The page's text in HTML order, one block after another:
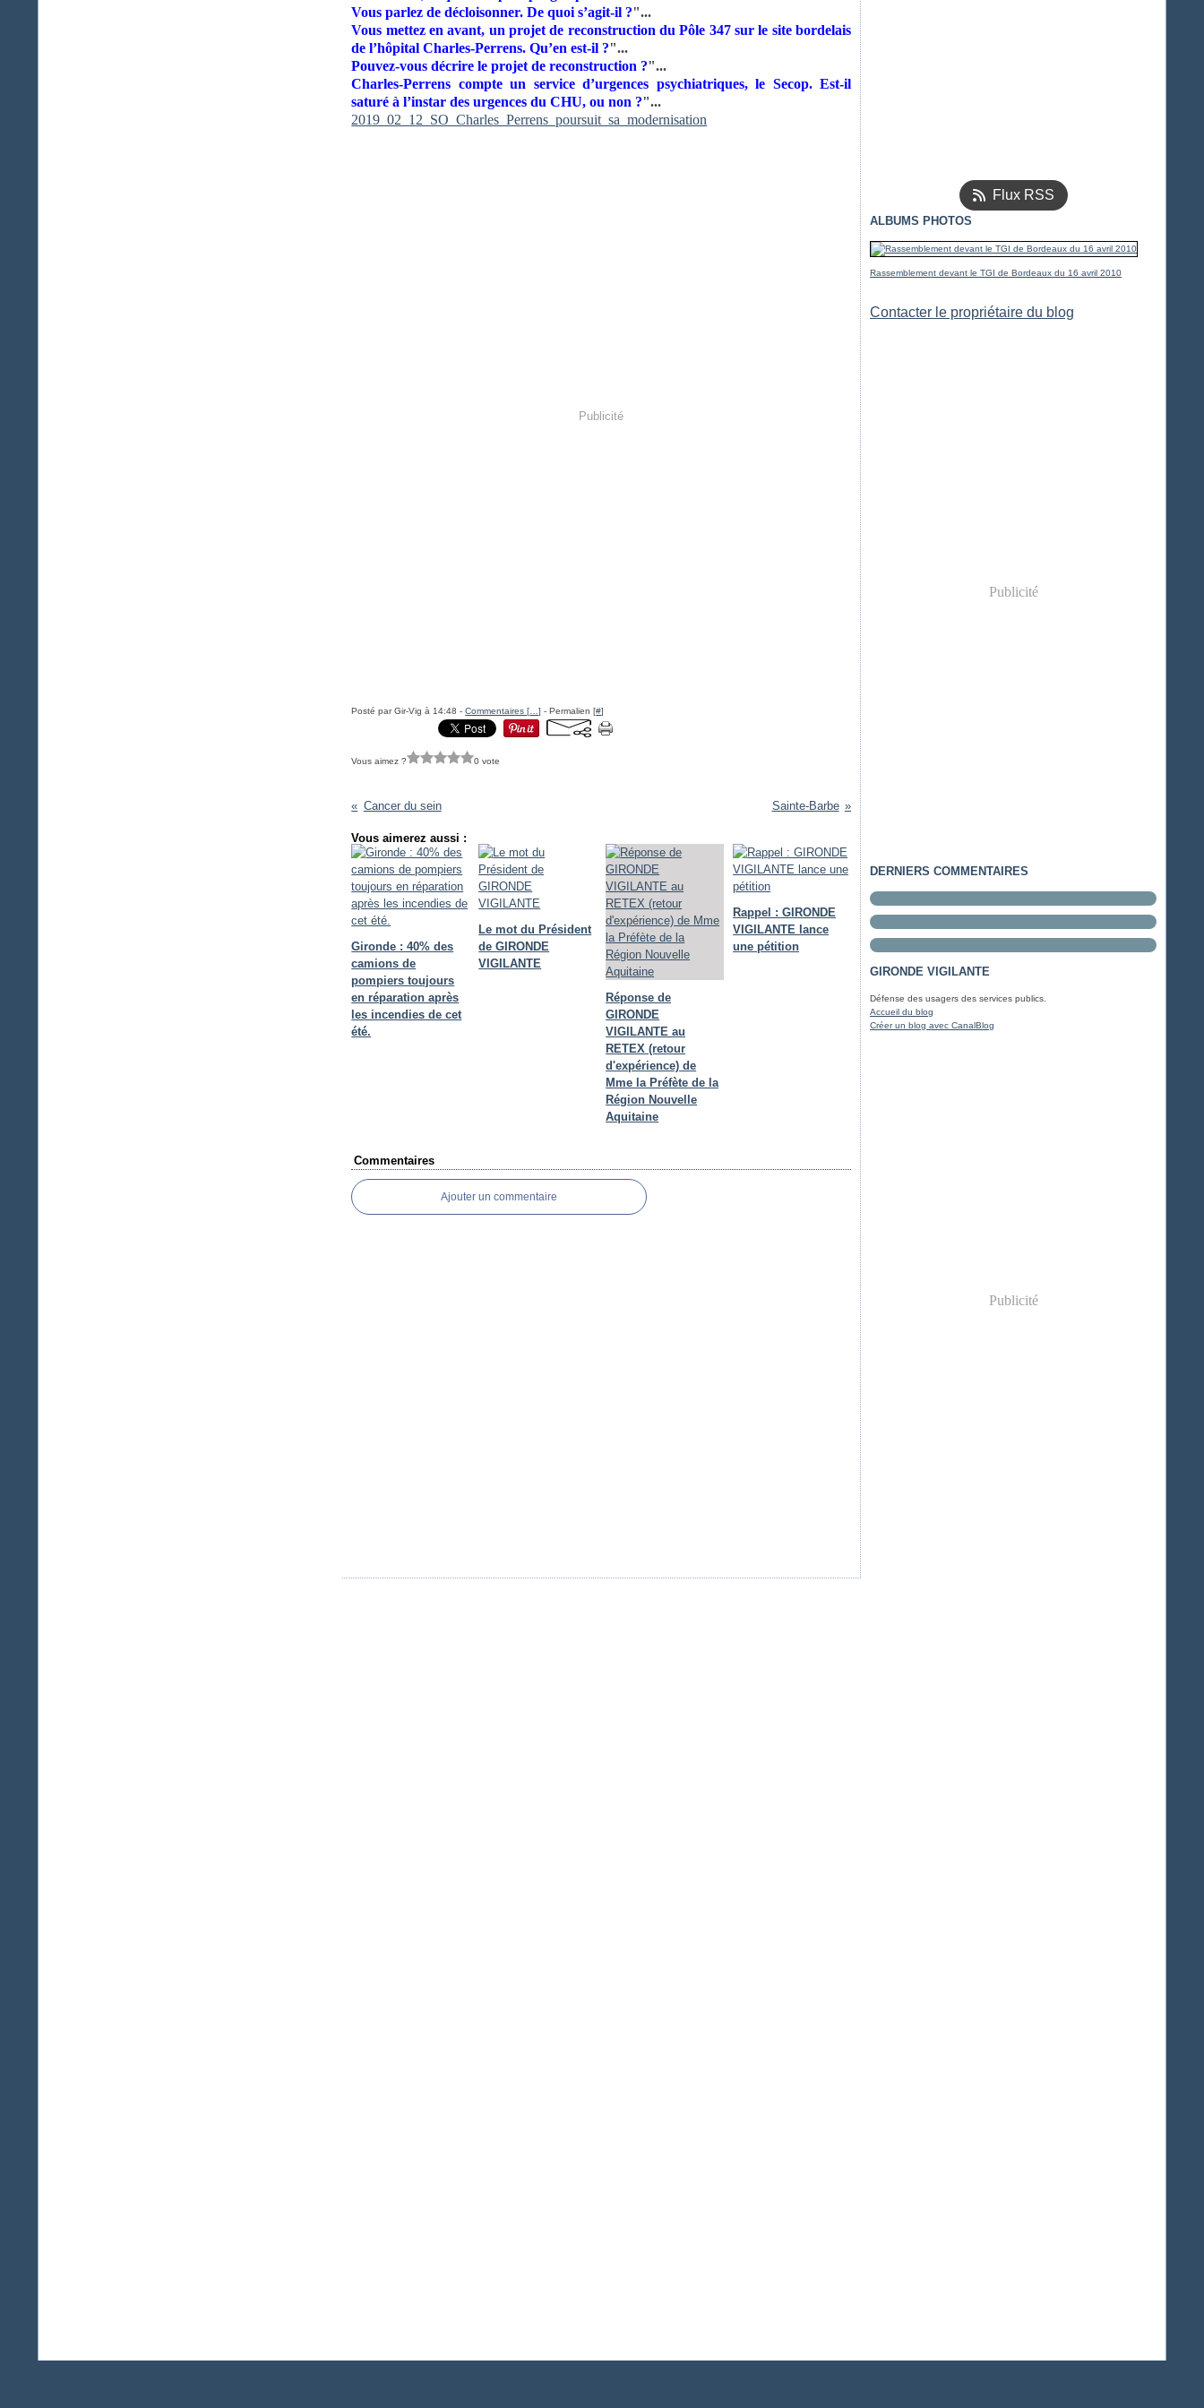
Vous parlez de décloisonner. De quoi s’agit-il ?"...
Vous mettez en avant, un projet de reconstruction du Pôle 347 sur le site bordelais
de l’hôpital Charles-Perrens. Qu’en est-il ?"...
Pouvez-vous décrire le projet de reconstruction ?"...
Charles-Perrens compte un service d’urgences psychiatriques, le Secop. Est-il
saturé à l’instar des urgences du CHU, ou non ?"...
2019_02_12_SO_Charles_Perrens_poursuit_sa_modernisation
Publicité
Posté par Gir-Vig à 14:48 -Commentaires [ …] - Permalien [#]
Vous aimez ? 0 vote
Cancer du sein Sainte-Barbe
Vous aimerez aussi :
Gironde : 40% des
camions de
pompiers toujours
en réparation après
les incendies de cet
été.
Le mot du Président
de GIRONDE
VIGILANTE
Réponse de
GIRONDE
VIGILANTE au
RETEX (retour
d'expérience) de
Mme la Préfète de la
Région Nouvelle
Aquitaine
Rappel : GIRONDE
VIGILANTE lance
une pétition
Commentaires
Ajouter un commentaire
Flux RSS
ALBUMS PHOTOS
Rassemblement devant le TGI de Bordeaux du 16 avril 2010
Contacter le propriétaire du blog
Publicité
DERNIERS COMMENTAIRES
GIRONDE VIGILANTE
Défense des usagers des services publics.
Accueil du blog
Créer un blog avec CanalBlog
Publicité